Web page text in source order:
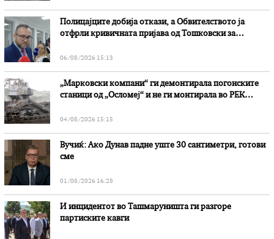
Полицајците добија откази, а Обвителството ја
отфрли кривичната пријава од Тошковски за
06/08/2026 15:13
„Марковски компани“ ги демонтирала погонските
станици од „Осломеј“ и не ги монтирала во РЕК
04/08/2026 15:15
Вучиќ: Ако Дунав падне уште 30 сантиметри, готови
сме
01/08/2026 16:28
И инцидентот во Ташмаруништa ги разгоре
партиските кавги